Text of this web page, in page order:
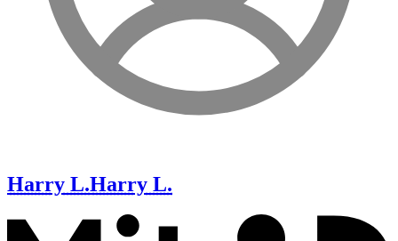
Harry L.Harry L.